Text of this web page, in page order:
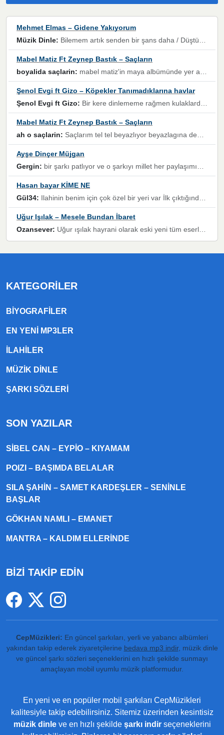
Mehmet Elmas – Gidene Yakıyorum
Müzik Dinle: Bilemem artık senden bir şans daha / Düştüğün zaman ben olmayacağım yanında” dizeleri, artık geçmişin tekrarına izin verilmeyeceğini, kişisel sınırların çizildiğini gösteriyor.
Mabel Matiz Ft Zeynep Bastık – Saçların
boyalida saçlarin: mabel matiz'in maya albümünde yer alan güzellerden. parça da şarkı hani! müzikal altyapısına vurulduğum, sözlerinde kaybolduğum bir parça olmuş.
Şenol Evgi ft Gizo – Köpekler Tanımadıklarına havlar
Şenol Evgi ft Gizo: Bir kere dinlememe rağmen kulaklardan gitmiyor sen sen sen sen kurban ol sen sen sen sen hayran ol yükses ses müzik dinleme sebebisiniz canlar bomba gibi patladınız maşallah
Mabel Matiz Ft Zeynep Bastık – Saçların
ah o saçlarin: Saçlarım tel tel beyazlıyor beyazlagına degil yanımda sen yoksun ona üzülüyorum günler bir bir geçiyor geçen günlere değil sensiz geçen günlere darılıyorum,Dinledikce asla kavusamayacagim ama asla unutamicagim sevdiğim adam için yanar içim
Ayşe Dinçer Müjgan
Gergin: bir şarkı patlıyor ve o şarkıyı millet her paylaşımın altına koyuyor ve öyle bir durum hal alıyor ki şarkıyı dinlemeden şarkıdan bikıyorsun Ama bu enteresan bir şekilde dillere dolanıyor millet olarak seviyoruz dertlerle boğuşurken bir yandan da göbek atmayi))) diyeceklerim bu kadar güzel hoş bir sayfa emeğinize sağlık arkadaşlar kolay gelsin
Hasan bayar KİME NE
Gül34: Ilahinin benim için çok özel bir yeri var İlk çıktığında komşum ne kadar yüksek sesle dinliyorsa orada duymuştum ve YouTube'dan aratıp Bu ilahiyi bulmuştum ve sonra müdavimi oldum günlük Ben de 3-5 kere dinleyip ezberleyip artık ilahiye bende eşlik ediyorum yüksek sesle Allah razı olsun hizmet nimettir Rabbim sizin zahmetlerinize de hayırlı nimetler versin Selam ve dua ile Allah'a emanet olun
Uğur Işılak – Mesele Bundan İbaret
Ozansever: Uğur ışılak hayrani olarak eski yeni tüm eserlerini keyifle huzurla dinleyenlerden birisiyim, emeğine saygı duyan gönül veren bunu en güzel şekilde sevenlerine ulaştıran siz değerli sayfa yöneticilerine de teşekkür ederim
KATEGORILER
BIYOGRAFILER
EN YENI MP3LER
ILAHILER
MÜZIK DINLE
ŞARKI SÖZLERI
SON YAZILAR
SIBEL CAN – EYPIO – KIYAMAM
POIZI – BAŞIMDA BELALAR
SILA ŞAHIN – SAMET KARDEŞLER – SENINLE
BAŞLAR
GÖKHAN NAMLI – EMANET
MANTRA – KALDIM ELLERINDE
BİZİ TAKİP EDİN
CepMüzikleri: En güncel şarkıları, yerli ve yabancı albümleri
yakından takip ederek ziyaretçilerine bedava mp3 indir, müzik dinle
ve güncel şarkı sözleri seçeneklerini en hızlı şekilde sunmayı
amaçlayan mobil uyumlu müzik platformudur.
En yeni ve en popüler mobil şarkıları CepMüzikleri
kalitesiyle takip edebilirsiniz. Sitemiz üzerinden kesintisiz
müzik dinleve en hızlı şekilde şarkı indirseçeneklerini